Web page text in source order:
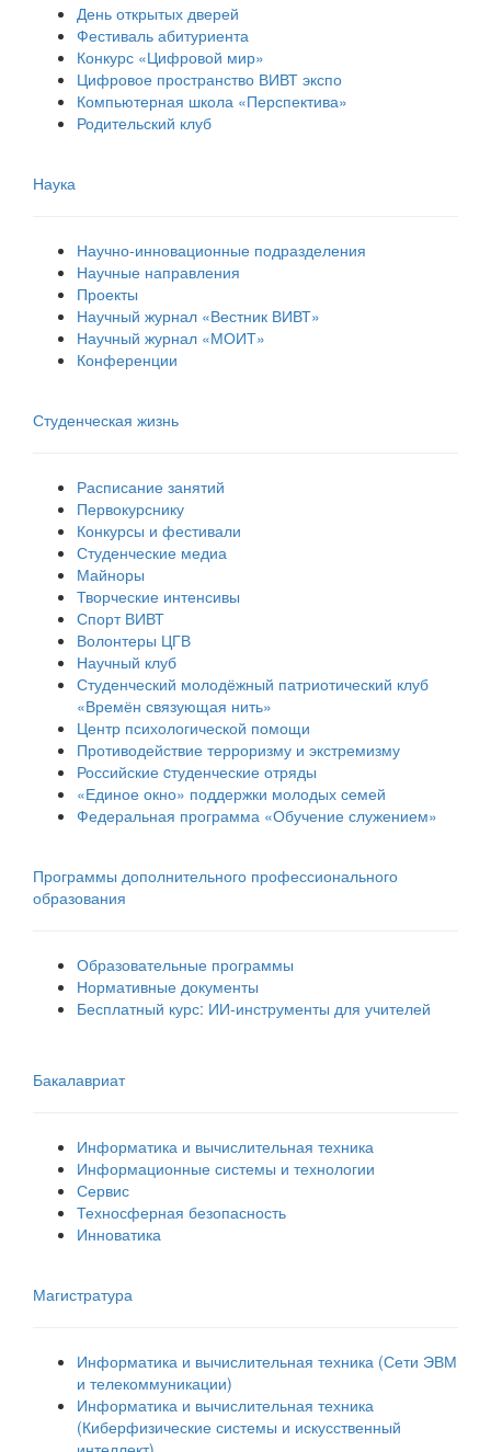
День открытых дверей
Фестиваль абитуриента
Конкурс «Цифровой мир»
Цифровое пространство ВИВТ экспо
Компьютерная школа «Перспектива»
Родительский клуб
Наука
Научно-инновационные подразделения
Научные направления
Проекты
Научный журнал «Вестник ВИВТ»
Научный журнал «МОИТ»
Конференции
Студенческая жизнь
Расписание занятий
Первокурснику
Конкурсы и фестивали
Студенческие медиа
Майноры
Творческие интенсивы
Спорт ВИВТ
Волонтеры ЦГВ
Научный клуб
Студенческий молодёжный патриотический клуб
«Времён связующая нить»
Центр психологической помощи
Противодействие терроризму и экстремизму
Российские cтуденческие отряды
«Единое окно» поддержки молодых семей
Федеральная программа «Обучение служением»
Программы дополнительного профессионального
образования
Образовательные программы
Нормативные документы
Бесплатный курс: ИИ‑инструменты для учителей
Бакалавриат
Информатика и вычислительная техника
Информационные системы и технологии
Сервис
Техносферная безопасность
Инноватика
Магистратура
Информатика и вычислительная техника (Сети ЭВМ
и телекоммуникации)
Информатика и вычислительная техника
(Киберфизические системы и искусственный